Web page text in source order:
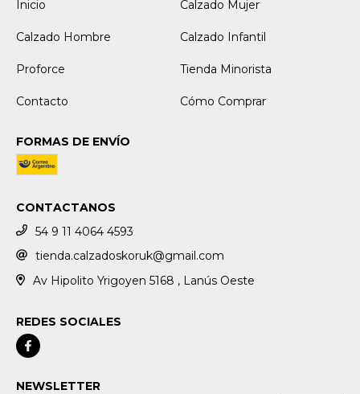
Inicio
Calzado Mujer
Calzado Hombre Calzado Infantil
Proforce Tienda Minorista
Contacto Cómo Comprar
FORMAS DE ENVÍO
CONTACTANOS
54 9 11 4064 4593
tienda.calzadoskoruk@gmail.com
Av Hipolito Yrigoyen 5168 , Lanús Oeste
REDES SOCIALES
NEWSLETTER